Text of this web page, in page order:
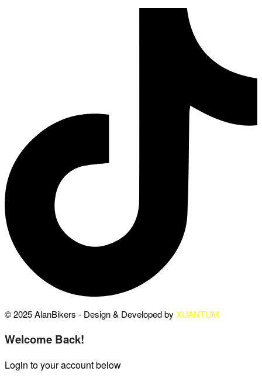
© 2025 AlanBikers - Design & Developed by XUANTUM
Welcome Back!
Login to your account below